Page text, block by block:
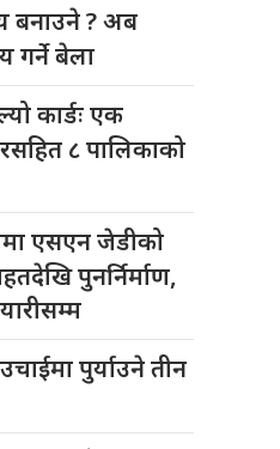
बनाउने ? अब
गर्ने बेला
कार्डः एक
८ पालिकाको
एसएन जेडीको
पुनर्निर्माण,
पुर्याउने तीन